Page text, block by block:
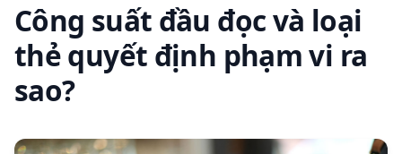
Công suất đầu đọc và loại
thẻ quyết định phạm vi ra
sao?